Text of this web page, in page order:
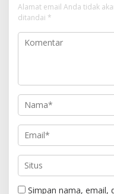
Alamat email Anda tidak
ditandai *
Simpan nama, email,